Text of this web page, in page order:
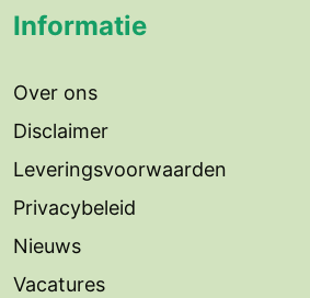
Informatie
Over ons
Disclaimer
Leveringsvoorwaarden
Privacybeleid
Nieuws
Vacatures